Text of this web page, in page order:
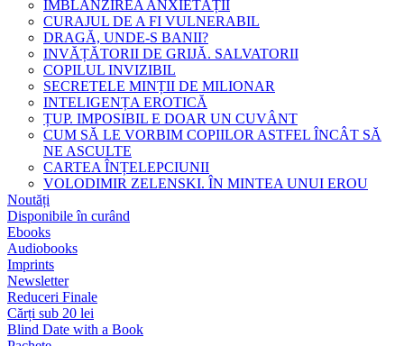
ÎMBLÂNZIREA ANXIETĂȚII
CURAJUL DE A FI VULNERABIL
DRAGĂ, UNDE-S BANII?
INVĂȚĂTORII DE GRIJĂ. SALVATORII
COPILUL INVIZIBIL
SECRETELE MINȚII DE MILIONAR
INTELIGENȚA EROTICĂ
ȚUP. IMPOSIBIL E DOAR UN CUVÂNT
CUM SĂ LE VORBIM COPIILOR ASTFEL ÎNCÂT SĂ
NE ASCULTE
CARTEA ÎNȚELEPCIUNII
VOLODIMIR ZELENSKI. ÎN MINTEA UNUI EROU
Noutăți
Disponibile în curând
Ebooks
Audiobooks
Imprints
Newsletter
Reduceri Finale
Cărți sub 20 lei
Blind Date with a Book